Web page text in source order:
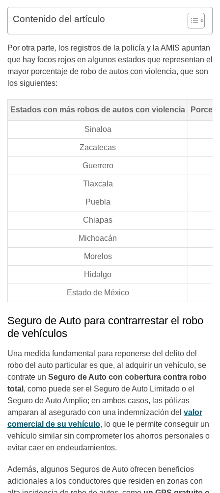
Contenido del artículo
Por otra parte, los registros de la policía y la AMIS apuntan
que hay focos rojos en algunos estados que representan el
mayor porcentaje de robo de autos con violencia, que son
los siguientes:
Estados con más robos de autos con violencia
Sinaloa
Zacatecas
Guerrero
Tlaxcala
Puebla
Chiapas
Michoacán
Morelos
Hidalgo
Estado de México
Seguro de Auto para contrarrestar el robo
de vehículos
Una medida fundamental para reponerse del delito del
robo del auto particular es que, al adquirir un vehículo, se
contrate un Seguro de Auto con cobertura contra robo
total , como puede ser el Seguro de Auto Limitado o el
Seguro de Auto Amplio; en ambos casos, las pólizas
amparan al asegurado con una indemnización del valor
comercial de su vehículo, lo que le permite conseguir un
vehículo similar sin comprometer los ahorros personales o
evitar caer en endeudamientos.
Además, algunos Seguros de Auto ofrecen beneficios
adicionales a los conductores que residen en zonas con